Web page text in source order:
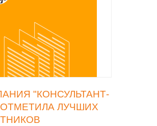
"КОНСУЛЬТАНТ-
ЛУЧШИХ